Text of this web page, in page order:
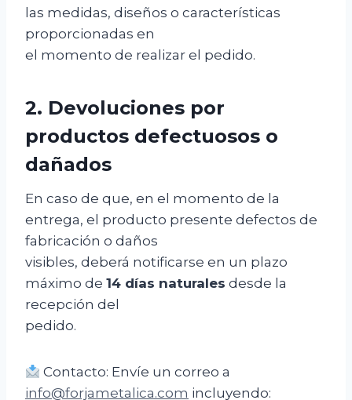
las medidas, diseños o características
proporcionadas en
el momento de realizar el pedido.
2. Devoluciones por
productos defectuosos o
dañados
En caso de que, en el momento de la
entrega, el producto presente defectos de
fabricación o daños
visibles, deberá notificarse en un plazo
máximo de 14 días naturales desde la
recepción del
pedido.
Contacto: Envíe un correo a
info@forjametalica.com incluyendo: